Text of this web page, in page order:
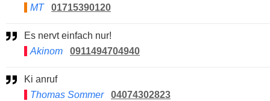
MT
01715390120
Es nervt einfach nur!
Akinom
0911494704940
Ki anruf
Thomas Sommer
04074302823